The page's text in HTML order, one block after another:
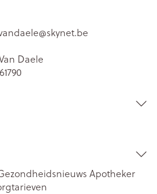
skynet.be
Daele
Apotheker